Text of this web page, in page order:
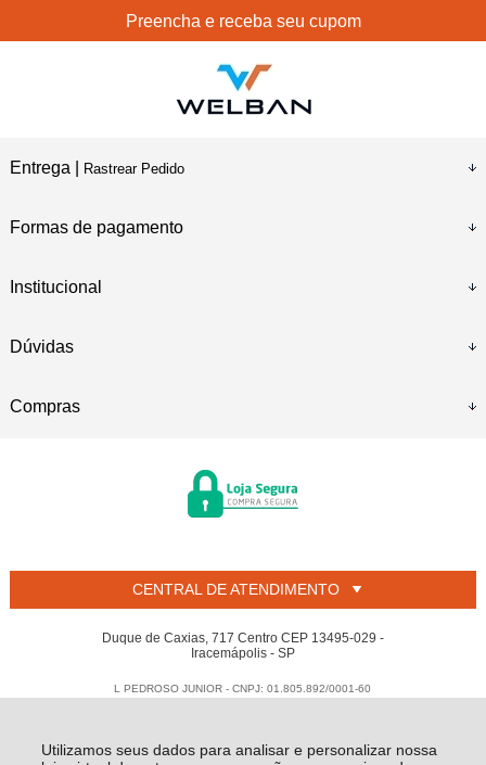
Utilizamos seus dados para analisar e personalizar nossa
Preencha e receba seu cupom
Entrega | Rastrear Pedido
Formas de pagamento
Institucional
Dúvidas
Compras
CENTRAL DE ATENDIMENTO
Duque de Caxias, 717 Centro CEP 13495-029 -
Iracemápolis - SP
L PEDROSO JUNIOR - CNPJ: 01.805.892/0001-60